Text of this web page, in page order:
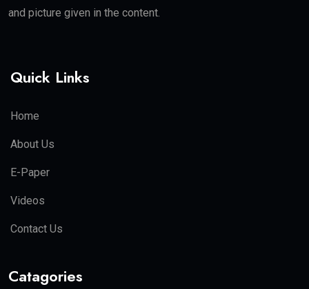
and picture given in the content.
Quick Links
Home
About Us
E-Paper
Videos
Contact Us
Catagories